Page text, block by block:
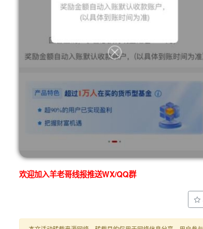
欢迎加入羊老哥线报推送WX/QQ群